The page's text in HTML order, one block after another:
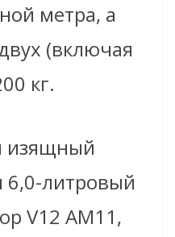
метра, а
(включая
кг.
изящный
6,0-литровый
V12 AM11,